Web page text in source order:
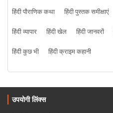
हिंदी पौराणिक कथा
हिंदी पुस्तक समीक्षाएं
हिंदी व्यापार
हिंदी खेल हिंदी जानवरों
हिंदी कुछ भी
हिंदी क्राइम कहानी
उपयोगी लिंक्स